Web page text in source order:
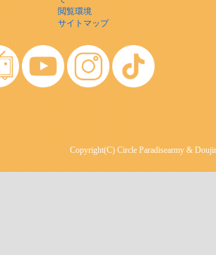
閲覧環境
サイトマップ
Copyright(C) Circle Paradisearmy &